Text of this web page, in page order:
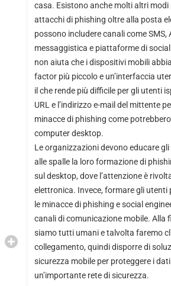
casa. Esistono anche molti altri modi
attacchi di phishing oltre alla posta
possono includere canali come SMS,
messaggistica e piattaforme di
non aiuta che i dispositivi mobili
factor più piccolo e un’interfaccia
il che rende più difficile per gli utenti
URL e l’indirizzo e-mail del mittente
minacce di phishing come
computer desktop.
Le organizzazioni devono educare
alle spalle la loro formazione di
sul desktop, dove l’attenzione è
elettronica. Invece, formare gli utenti
le minacce di phishing e social
canali di comunicazione mobile. Alla
siamo tutti umani e talvolta faremo
collegamento, quindi disporre di
sicurezza mobile per proteggere i dati
un’importante rete di sicurezza.